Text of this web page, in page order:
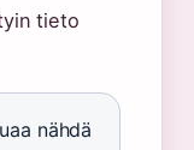
tieto
nähdä